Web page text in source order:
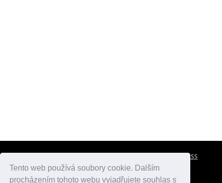
Tento web používá soubory cookie. Dalším
procházením tohoto webu vyjadřujete souhlas s
RSS